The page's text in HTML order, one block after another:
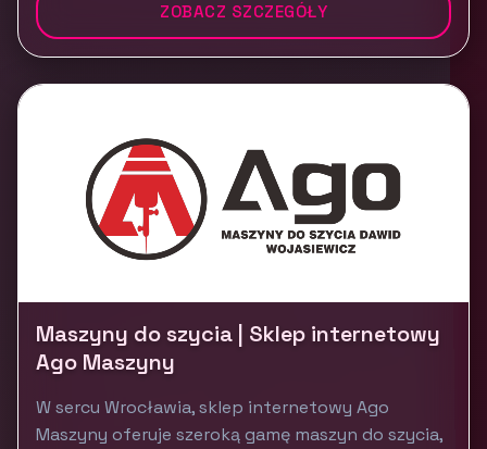
ZOBACZ SZCZEGÓŁY
Maszyny do szycia | Sklep internetowy
Ago Maszyny
W sercu Wrocławia, sklep internetowy Ago
Maszyny oferuje szeroką gamę maszyn do szycia,